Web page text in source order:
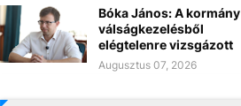
Bóka János: A kormány
válságkezelésből
elégtelenre vizsgázott
Augusztus 07, 2026